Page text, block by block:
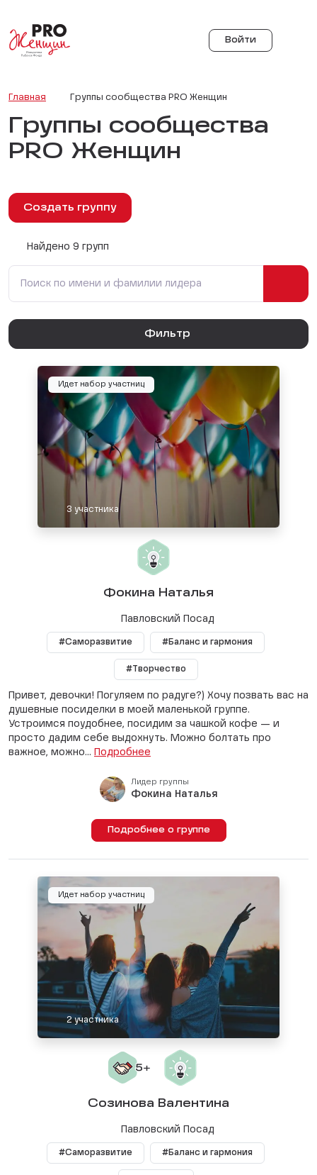
Войти
Главная Группы сообщества PRO Женщин
Группы сообщества
PRO Женщин
Создать группу
Найдено 9 групп
Фильтр
Идет набор участниц
3 участника
Фокина Наталья
Павловский Посад
#Саморазвитие #Баланс и гармония
#Творчество
Привет, девочки! Погуляем по радуге?) Хочу позвать вас на
душевные посиделки в моей маленькой группе.
Устроимся поудобнее, посидим за чашкой кофе — и
просто дадим себе выдохнуть. Можно болтать про
важное, можно... Подробнее
Лидер группы
Фокина Наталья
Подробнее о группе
Идет набор участниц
2 участника
Созинова Валентина
Павловский Посад
#Саморазвитие #Баланс и гармония